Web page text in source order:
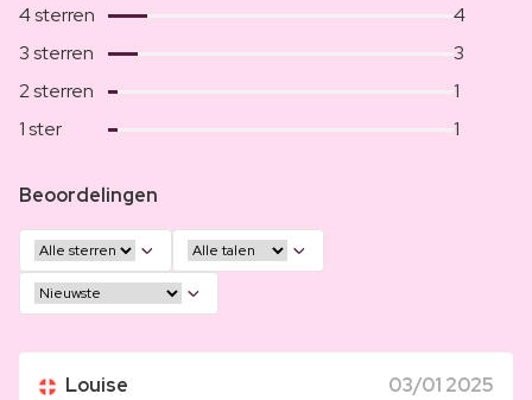
4 sterren
4
3 sterren
3
2 sterren
1
1 ster
1
Beoordelingen
Louise 03/01 2025